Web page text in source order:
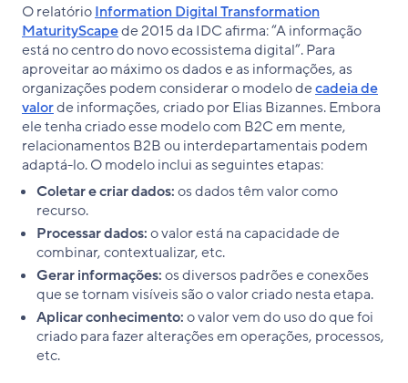
O relatórioInformation Digital Transformation
MaturityScapede 2015 da IDC afirma: “A informação
está no centro do novo ecossistema digital”. Para
aproveitar ao máximo os dados e as informações, as
organizações podem considerar o modelo decadeia de
valorde informações, criado por Elias Bizannes. Embora
ele tenha criado esse modelo com B2C em mente,
relacionamentos B2B ou interdepartamentais podem
adaptá-lo. O modelo inclui as seguintes etapas:
Coletar e criar dados:os dados têm valor como
recurso.
Processar dados:o valor está na capacidade de
combinar, contextualizar, etc.
Gerar informações:os diversos padrões e conexões
que se tornam visíveis são o valor criado nesta etapa.
Aplicar conhecimento:o valor vem do uso do que foi
criado para fazer alterações em operações, processos,
etc.